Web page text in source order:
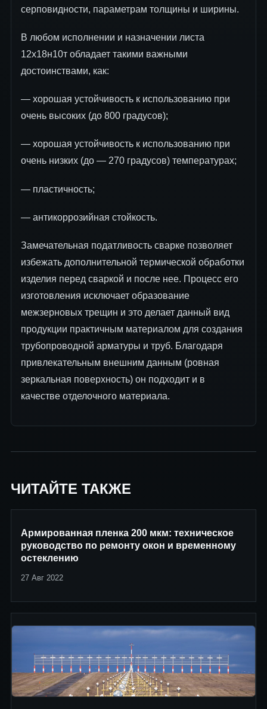
серповидности, параметрам толщины и ширины.
В любом исполнении и назначении листа
12х18н10т обладает такими важными
достоинствами, как:
— хорошая устойчивость к использованию при
очень высоких (до 800 градусов);
— хорошая устойчивость к использованию при
очень низких (до — 270 градусов) температурах;
— пластичность;
— антикоррозийная стойкость.
Замечательная податливость сварке позволяет
избежать дополнительной термической обработки
изделия перед сваркой и после нее. Процесс его
изготовления исключает образование
межзерновых трещин и это делает данный вид
продукции практичным материалом для создания
трубопроводной арматуры и труб. Благодаря
привлекательным внешним данным (ровная
зеркальная поверхность) он подходит и в
качестве отделочного материала.
ЧИТАЙТЕ ТАКЖЕ
Армированная пленка 200 мкм: техническое
руководство по ремонту окон и временному
остеклению
27 Авг 2022